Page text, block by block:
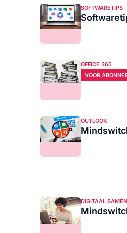
SOFTWARETIPS
OFFICE 365
VOOR
OUTLOOK
DIGITAAL